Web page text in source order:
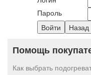
Пароль
Помощь
Как выбрать